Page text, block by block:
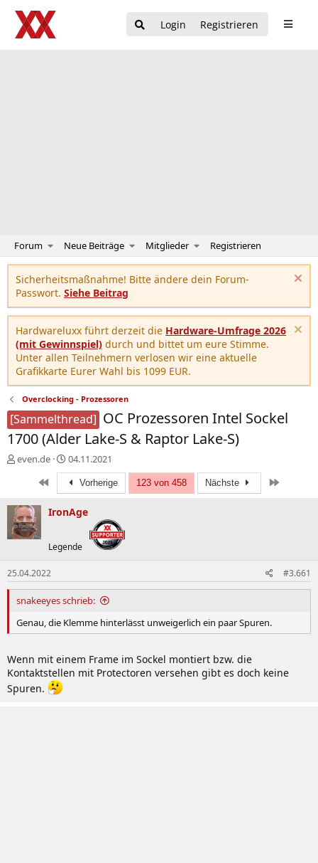
Login Registrieren
Forum Neue Beiträge Mitglieder Registrieren
Sicherheitsmaßnahme! Bitte ändere dein Forum-
Passwort. Siehe Beitrag
Hardwareluxx führt derzeit die Hardware-Umfrage 2026
(mit Gewinnspiel) durch und bittet um eure Stimme.
Unter allen Teilnehmern verlosen wir eine aktuelle
Grafikkarte Eurer Wahl bis 1099 EUR.
Overclocking - Prozessoren
[Sammelthread] OC Prozessoren Intel Sockel
1700 (Alder Lake-S & Raptor Lake-S)
E
e
l
l
r
even.de
E
r
s
t
e
t
a
04.11.2021
Erste Vorherige 123 von 458 Nächste
IronAge
Legende
25.04.2022 #3.661
snakeeyes schrieb:
Genau, die Klemme hinterlässt unweigerlich ein paar Spuren.
Wenn mit einem Frame im Sockel montiert bzw. die
Kontaktstellen mit Protectoren versehen gibt es doch keine
Spuren.